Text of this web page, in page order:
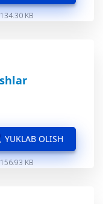
KB
YUKLAB OLISH
KB